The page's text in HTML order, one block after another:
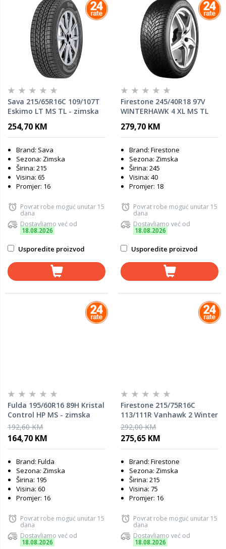
Sava 215/65R16C 109/107T
Eskimo LT MS TL - zimska
254,70 KM
Brand: Sava
Sezona: Zimska
Širina: 215
Visina: 65
Promjer: 16
Povrat robe moguć unutar 15
dana
Dostavljamo već od
18.08.2026
Usporedite proizvod
Firestone 245/40R18 97V
WINTERHAWK 4 XL MS TL
279,70 KM
Brand: Firestone
Sezona: Zimska
Širina: 245
Visina: 40
Promjer: 18
Povrat robe moguć unutar 15
dana
Dostavljamo već od
18.08.2026
Usporedite proizvod
Fulda 195/60R16 89H Kristal
Control HP MS - zimska
guma
192,60 KM
164,70 KM
Brand: Fulda
Sezona: Zimska
Širina: 195
Visina: 60
Promjer: 16
Povrat robe moguć unutar 15
dana
Dostavljamo već od
18.08.2026
Firestone 215/75R16C
113/111R Vanhawk 2 Winter
MS - zimska guma
292,00 KM
275,65 KM
Brand: Firestone
Sezona: Zimska
Širina: 215
Visina: 75
Promjer: 16
Povrat robe moguć unutar 15
dana
Dostavljamo već od
18.08.2026